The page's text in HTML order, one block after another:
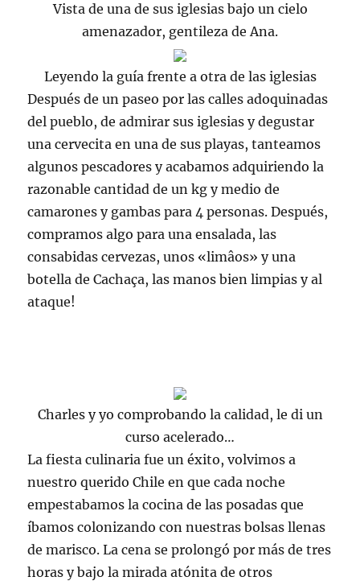
Vista de una de sus iglesias bajo un cielo
amenazador, gentileza de Ana.
Leyendo la guía frente a otra de las iglesias
Después de un paseo por las calles adoquinadas
del pueblo, de admirar sus iglesias y degustar
unacervecita en una de sus playas, tanteamos
algunos pescadores y acabamos adquiriendo la
razonable cantidad de unkg y medio de
camarones y gambas para 4 personas. Después,
compramos algo para una ensalada, las
consabidas cervezas, unos «limâos» y una
botella deCachaça, las manos bien limpias y al
ataque!
Charles y yo comprobando la calidad, le di un
curso acelerado…
La fiesta culinaria fue un éxito, volvimos a
nuestro querido Chile en que cada noche
empestabamos la cocina de las posadas que
íbamos colonizando con nuestras bolsas llenas
de marisco. La cena se prolongó por más de tres
horas y bajo la mirada atónita de otros